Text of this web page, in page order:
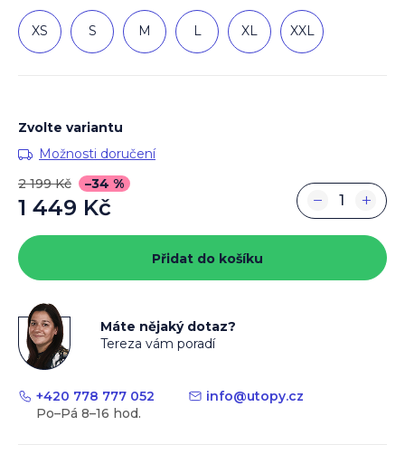
XS S M L XL XXL
Zvolte variantu
Možnosti doručení
2 199 Kč
–34 %
1 449 Kč
cena:
+
−
Přidat do košíku
Máte nějaký dotaz?
Tereza vám poradí
+420 778 777 052 info@utopy.cz